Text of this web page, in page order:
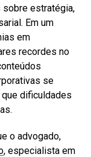
estratégia,
Em um
em
recordes no
se
dificuldades
o advogado,
, especialista em